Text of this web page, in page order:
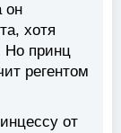
он
хотя
Но принц
регентом
от